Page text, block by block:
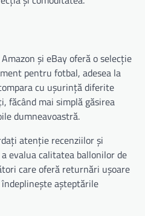
și eBay oferă o selecție
pentru fotbal, adesea la
cu ușurință diferite
făcând mai simplă găsirea
dumneavoastră.
atenție recenziilor și
evalua calitatea ballonilor de
care oferă returnări ușoare
așteptările